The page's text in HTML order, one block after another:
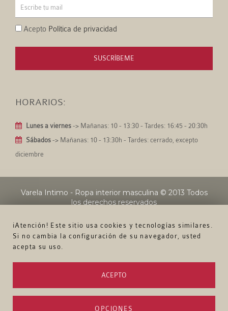
¡Atención! Este sitio usa cookies y tecnologías similares.
Si no cambia la configuración de su navegador, usted
acepta su uso.
ACEPTO
OPCIONES
Acepto Política de privacidad
SUSCRÍBEME
HORARIOS:
Lunes a viernes -> Mañanas: 10 - 13:30 - Tardes: 16:45 - 20:30h
Sábados -> Mañanas: 10 - 13:30h - Tardes: cerrado, excepto
diciembre
Varela Intimo - Ropa interior masculina © 2013 Todos
los derechos reservados